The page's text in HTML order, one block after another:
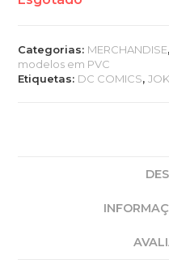
Categorias: MERCHANDISE,
modelos em PVC
Etiquetas: DC COMICS,